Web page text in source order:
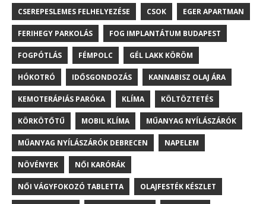
CSEREPESLEMES FELHELYEZÉSE CSOK EGER APARTMAN
FERIHEGY PARKOLÁS FOG IMPLANTÁTUM BUDAPEST
FOGPÓTLÁS FÉMPOLC GÉL LAKK KÖRÖM
HÓKOTRÓ IDŐSGONDOZÁS KANNABISZ OLAJ ÁRA
KEMOTERÁPIÁS PARÓKA KLÍMA KÖLTÖZTETÉS
KÖRKÖTŐTŰ MOBIL KLÍMA MŰANYAG NYÍLÁSZÁRÓK
MŰANYAG NYÍLÁSZÁRÓK DEBRECEN NAPELEM
NÖVÉNYEK NŐI KARÓRÁK
NŐI VÁGYFOKOZÓ TABLETTA OLAJFESTÉK KÉSZLET